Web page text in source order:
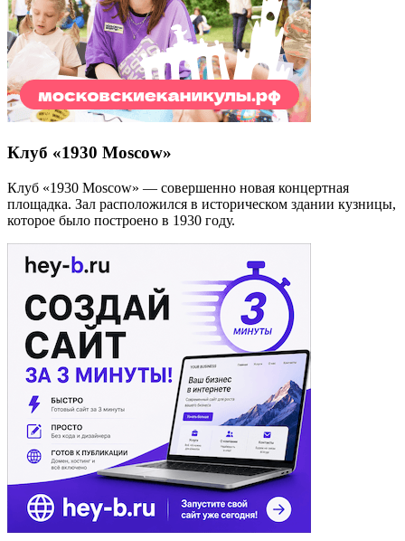
Клуб «1930 Moscow»
Клуб «1930 Moscow» — совершенно новая концертная
площадка. Зал расположился в историческом здании кузницы,
которое было построено в 1930 году.